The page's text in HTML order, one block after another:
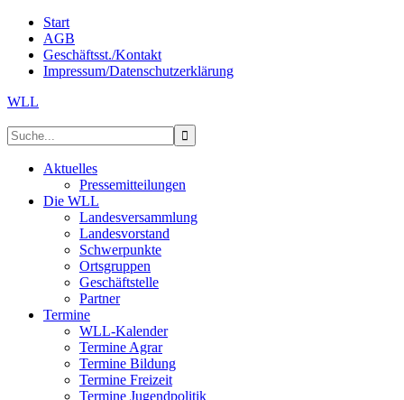
Start
AGB
Geschäftsst./Kontakt
Impressum/Datenschutzerklärung
WLL
Aktuelles
Pressemitteilungen
Die WLL
Landesversammlung
Landesvorstand
Schwerpunkte
Ortsgruppen
Geschäftstelle
Partner
Termine
WLL-Kalender
Termine Agrar
Termine Bildung
Termine Freizeit
Termine Jugendpolitik